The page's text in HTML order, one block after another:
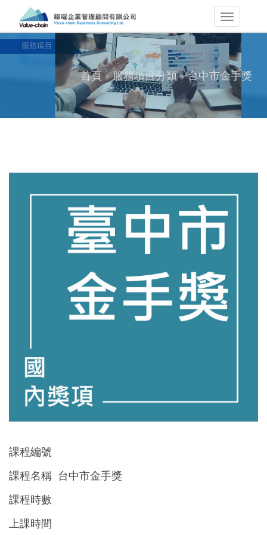
首頁 服務項目分類 台中市金手獎
課程編號
課程名稱 台中市金手獎
課程時數
上課時間